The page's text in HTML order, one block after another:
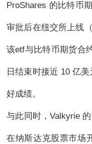
ProShares 的比特币
审批后在纽交所上线
该etf与比特币期货合
日结束时接近 10 亿
好成绩。
与此同时，Valkyrie
在纳斯达克股票市场